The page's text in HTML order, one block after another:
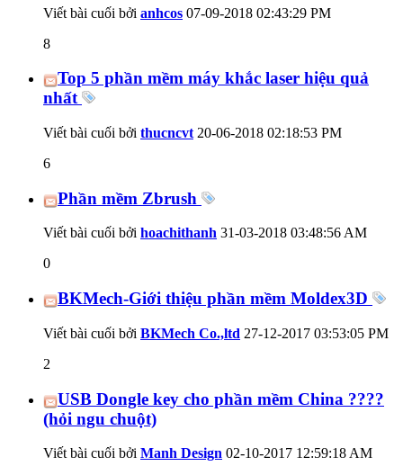
Viết bài cuối bởi anhcos 07-09-2018 02:43:29 PM
8
Top 5 phần mềm máy khắc laser hiệu quả
nhất
Viết bài cuối bởi thucncvt 20-06-2018 02:18:53 PM
6
Phần mềm Zbrush
Viết bài cuối bởi hoachithanh 31-03-2018 03:48:56 AM
0
BKMech-Giới thiệu phần mềm Moldex3D
Viết bài cuối bởi BKMech Co.,ltd 27-12-2017 03:53:05 PM
2
USB Dongle key cho phần mềm China ????
(hỏi ngu chuột)
Viết bài cuối bởi Manh Design 02-10-2017 12:59:18 AM